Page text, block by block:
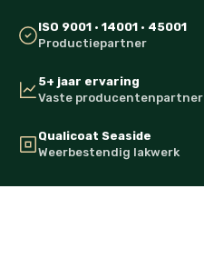
ISO 9001 · 14001 · 45001
Productiepartner
5+ jaar ervaring
Vaste producentenpartner
Qualicoat Seaside
Weerbestendig lakwerk